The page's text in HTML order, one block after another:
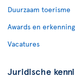
Duurzaam toerisme
Awards en
Vacatures
Juridische